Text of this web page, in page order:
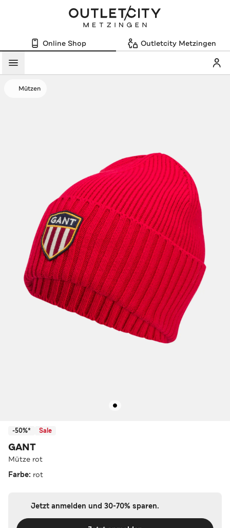
Online Shop Outletcity Metzingen
Menü
Mützen
-50%* Sale
GANT
Mütze rot
Farbe: rot
Jetzt anmelden und 30-70% sparen.